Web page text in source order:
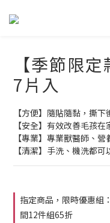
【季節限
7片入
【方便】隨貼隨黏，撕
【安全】有效改善毛
【專業】專業獸醫師、
【清潔】手洗、機洗都可
指定商品，限時優惠組
間12件組65折